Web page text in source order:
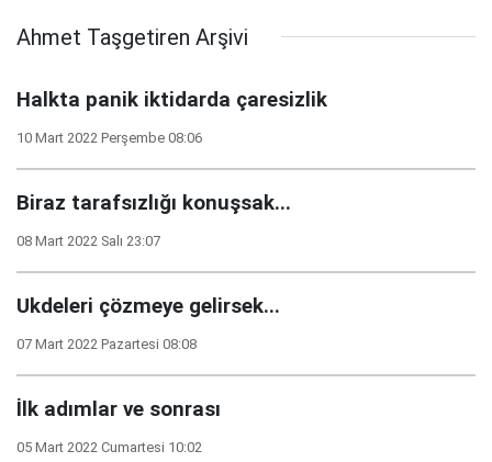
Ahmet Taşgetiren Arşivi
Halkta panik iktidarda çaresizlik
10 Mart 2022 Perşembe 08:06
Biraz tarafsızlığı konuşsak...
08 Mart 2022 Salı 23:07
Ukdeleri çözmeye gelirsek...
07 Mart 2022 Pazartesi 08:08
İlk adımlar ve sonrası
05 Mart 2022 Cumartesi 10:02